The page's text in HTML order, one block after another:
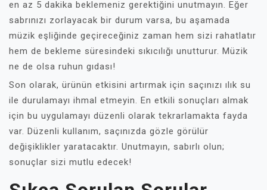
en az 5 dakika beklemeniz gerektiğini unutmayın. Eğer
sabrınızı zorlayacak bir durum varsa, bu aşamada
müzik eşliğinde geçireceğiniz zaman hem sizi rahatlatır
hem de bekleme süresindeki sıkıcılığı unutturur. Müzik
ne de olsa ruhun gıdası!
Son olarak, ürünün etkisini artırmak için saçınızı ılık su
ile durulamayı ihmal etmeyin. En etkili sonuçları almak
için bu uygulamayı düzenli olarak tekrarlamakta fayda
var. Düzenli kullanım, saçınızda gözle görülür
değişiklikler yaratacaktır. Unutmayın, sabırlı olun;
sonuçlar sizi mutlu edecek!